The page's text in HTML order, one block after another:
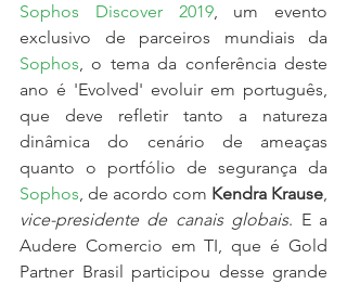
Sophos Discover 2019, um evento
Sophos, o tema da conferência deste
ano é 'Evolved' evoluir em português,
que deve refletir tanto a natureza
dinâmica do cenário de ameaças
Sophos, de acordo com Kendra Krause
vice-presidente de canais globais. E a
Audere Comercio em TI, que é Gold
Partner Brasil participou desse grande